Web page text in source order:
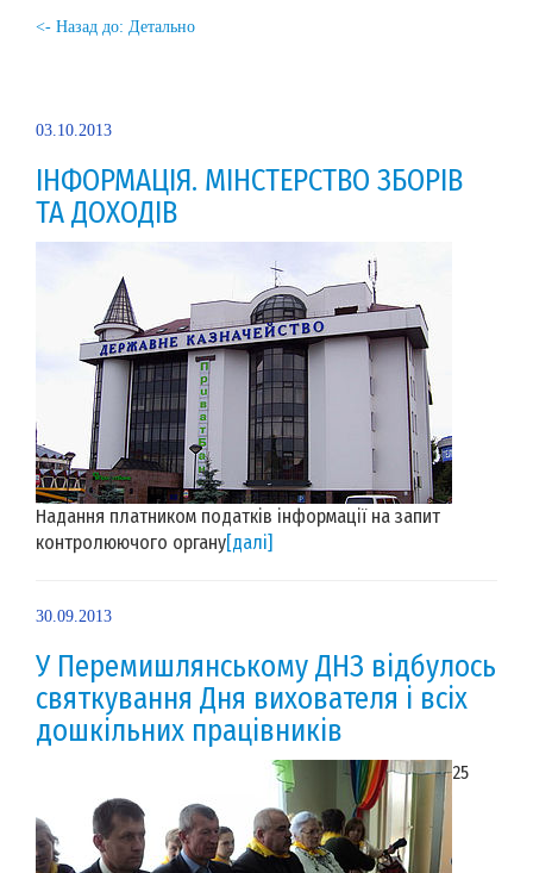
<- Назад до: Детально
03.10.2013
ІНФОРМАЦІЯ. МІНСТЕРСТВО ЗБОРІВ
ТА ДОХОДІВ
Надання платником податків інформації на запит
контролюючого органу[далі]
30.09.2013
У Перемишлянському ДНЗ відбулось
святкування Дня вихователя і всіх
дошкільних працівників
25